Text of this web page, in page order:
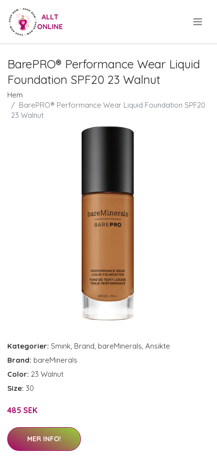
BarePRO® Performance Wear Liquid
Foundation SPF20 23 Walnut
Hem
BarePRO® Performance Wear Liquid Foundation SPF20
23 Walnut
Kategorier: Smink, Brand, bareMinerals, Ansikte
Brand: bareMinerals
Color: 23 Walnut
Size: 30
485 SEK
MER INFO!